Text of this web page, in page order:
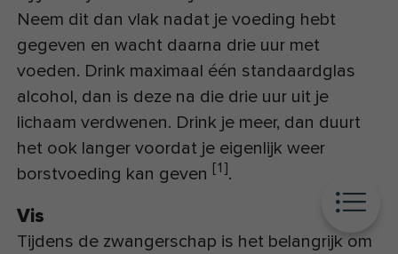
Neem dit dan vlak nadat je voeding hebt
gegeven en wacht daarna drie uur met
voeden. Drink maximaal één standaardglas
alcohol, dan is deze na die drie uur uit je
lichaam verdwenen. Drink je meer, dan duurt
het ook langer voordat je eigenlijk weer
borstvoeding kan geven [1].
Vis
Tijdens de zwangerschap is het belangrijk om